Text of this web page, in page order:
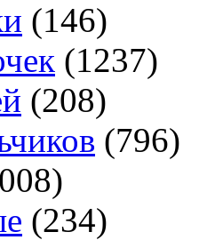
(146)
(1237)
(208)
(796)
(234)